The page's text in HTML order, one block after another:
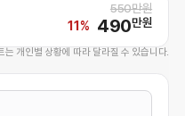
550만원
11% 490만원
는 개인별 상황에 따라 달라질 수 있습니다.